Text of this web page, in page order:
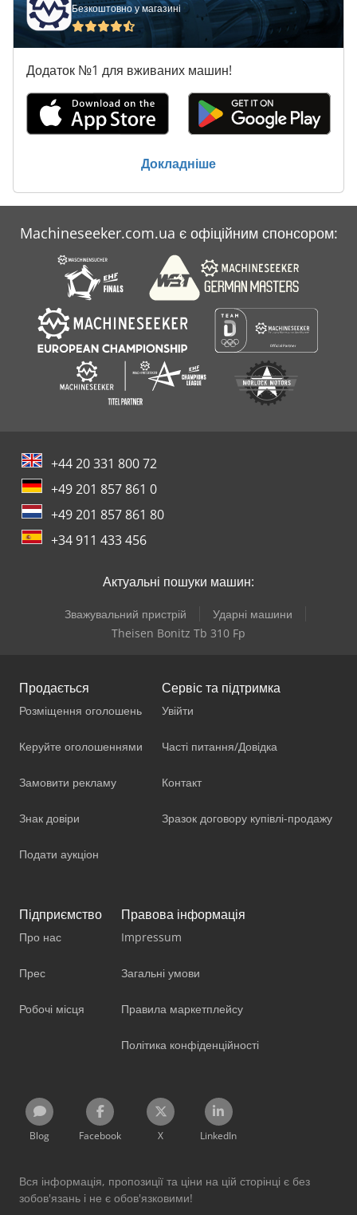
Безкоштовно у магазині
Додаток №1 для вживаних машин!
Докладніше
Machineseeker.com.ua є офіційним спонсором:
+44 20 331 800 72
+49 201 857 861 0
+49 201 857 861 80
+34 911 433 456
Актуальні пошуки машин:
Зважувальний пристрій
Ударні машини
Theisen Bonitz Tb 310 Fp
Продається
Розміщення оголошень
Керуйте оголошеннями
Замовити рекламу
Знак довіри
Подати аукціон
Сервіс та підтримка
Увійти
Часті питання/Довідка
Контакт
Зразок договору купівлі-продажу
Підприємство
Про нас
Прес
Робочі місця
Правова інформація
Impressum
Загальні умови
Правила маркетплейсу
Політика конфіденційності
Blog Facebook X LinkedIn
Вся інформація, пропозиції та ціни на цій сторінці є без
зобов'язань і не є обов'язковими!